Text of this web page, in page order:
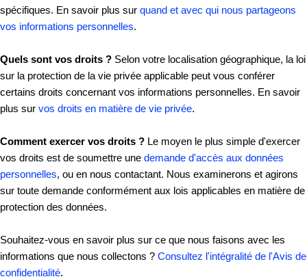
spécifiques. En savoir plus sur quand et avec qui nous partageons
vos informations personnelles.
Quels sont vos droits ? Selon votre localisation géographique, la loi
sur la protection de la vie privée applicable peut vous conférer
certains droits concernant vos informations personnelles. En savoir
plus sur vos droits en matière de vie privée.
Comment exercer vos droits ? Le moyen le plus simple d'exercer
vos droits est de soumettre une demande d'accès aux données
personnelles, ou en nous contactant. Nous examinerons et agirons
sur toute demande conformément aux lois applicables en matière de
protection des données.
Souhaitez-vous en savoir plus sur ce que nous faisons avec les
informations que nous collectons ? Consultez l'intégralité de l'Avis de
confidentialité.